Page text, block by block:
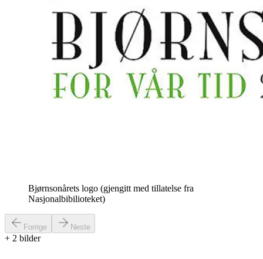
Bjørnsonårets logo (gjengitt med tillatelse fra
Nasjonalbibilioteket)
Forrige Neste
+ 2 bilder